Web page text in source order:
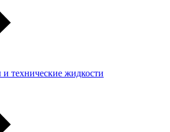
технические жидкости